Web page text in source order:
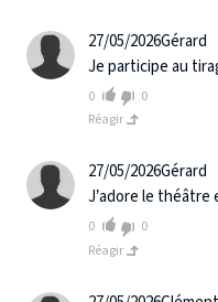
27/05/2026Gérard
Je participe au
0
0
Réagir
27/05/2026Gérard
J’adore le
0
0
Réagir